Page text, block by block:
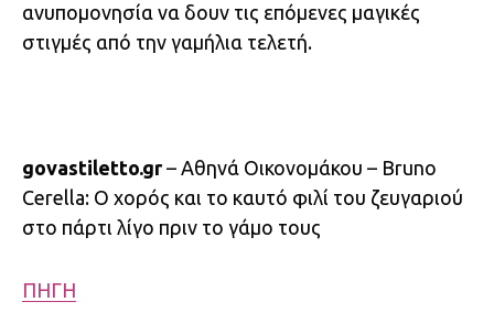
ανυπομονησία να δουν τις επόμενες μαγικές
στιγμές από την γαμήλια τελετή.
govastiletto.gr– Αθηνά Οικονομάκου – Bruno
Cerella: Ο χορός και το καυτό φιλί του ζευγαριού
στο πάρτι λίγο πριν το γάμο τους
ΠΗΓΗ